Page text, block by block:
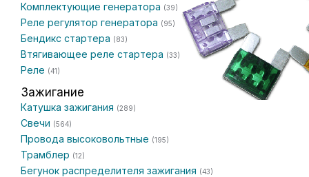
Комплектующие генератора (39)
Реле регулятор генератора (95)
Бендикс стартера (83)
Втягивающее реле стартера (33)
Реле (41)
Зажигание
Катушка зажигания (289)
Свечи (564)
Провода высоковольтные (195)
Трамблер (12)
Бегунок распределителя зажигания (43)